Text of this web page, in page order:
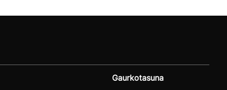
Gaurkotasuna